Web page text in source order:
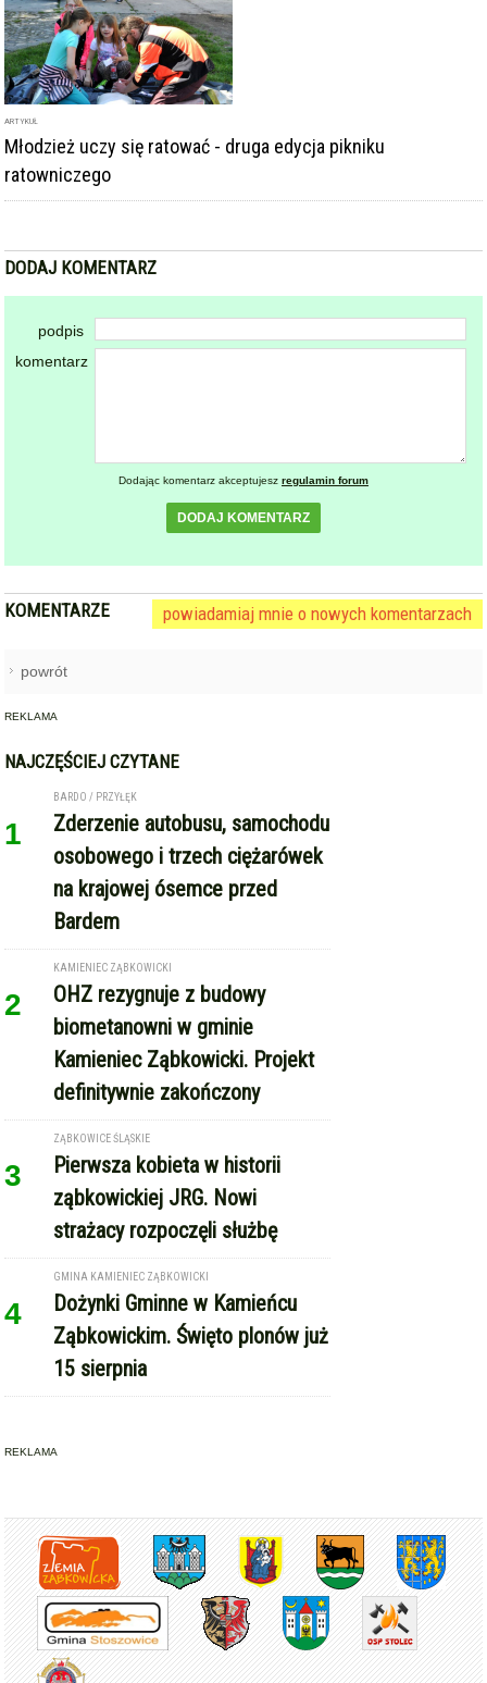
ARTYKUŁ
Młodzież uczy się ratować - druga edycja pikniku
ratowniczego
DODAJ KOMENTARZ
podpis
komentarz
Dodając komentarz akceptujesz regulamin forum
DODAJ KOMENTARZ
KOMENTARZE powiadamiaj mnie o nowych komentarzach
powrót
REKLAMA
NAJCZĘŚCIEJ CZYTANE
1
BARDO / PRZYŁĘK
Zderzenie autobusu, samochodu
osobowego i trzech ciężarówek
na krajowej ósemce przed
Bardem
2
KAMIENIEC ZĄBKOWICKI
OHZ rezygnuje z budowy
biometanowni w gminie
Kamieniec Ząbkowicki. Projekt
definitywnie zakończony
3
ZĄBKOWICE ŚLĄSKIE
Pierwsza kobieta w historii
ząbkowickiej JRG. Nowi
strażacy rozpoczęli służbę
4
GMINA KAMIENIEC ZĄBKOWICKI
Dożynki Gminne w Kamieńcu
Ząbkowickim. Święto plonów już
15 sierpnia
REKLAMA